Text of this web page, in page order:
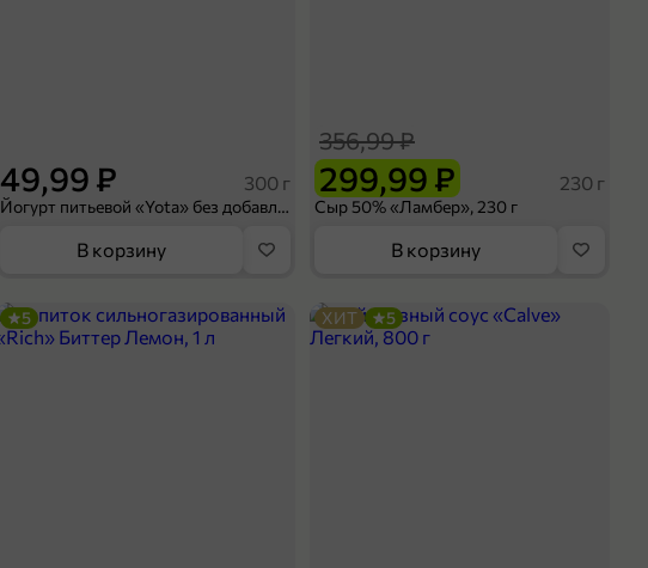
49,99 ₽ 300 г
Йогурт питьевой «Yota» без добавления сахара, 300 г
В корзину
299,99 ₽
356,99 ₽
230 г
Сыр 50% «Ламбер», 230 г
В корзину
5 ХИТ 5